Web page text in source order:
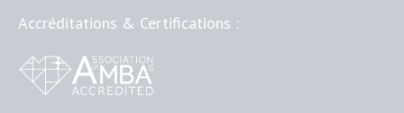
Accréditations & Certifications :